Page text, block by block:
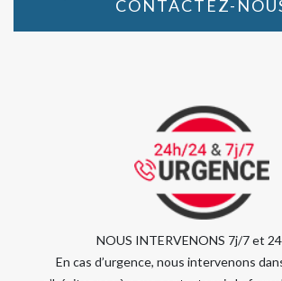
CONTACTEZ-
NOUS INTERVENONS 7j/7 et
En cas d’urgence, nous intervenons